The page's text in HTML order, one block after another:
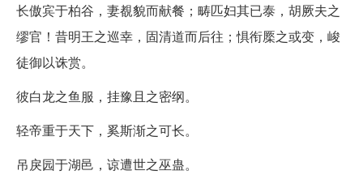
长傲宾于柏谷，妻覩貌而献餐；畴匹妇其已泰，胡厥夫之
缪官！昔明王之巡幸，固清道而后往；惧衔橜之或变，峻
徒御以诛赏。
彼白龙之鱼服，挂豫且之密纲。
轻帝重于天下，奚斯渐之可长。
吊戾园于湖邑，谅遭世之巫蛊。